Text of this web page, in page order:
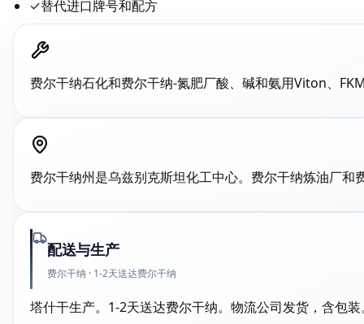
✓替代进口牌号和配方
费尔干纳石化和费尔干纳-氮肥厂酸、碱和氨用Viton、
费尔干纳州是乌兹别克斯坦化工中心。费尔干纳炼油厂
配送与生产
费尔干纳 · 1-2天送达费尔干纳
塔什干生产。1-2天送达费尔干纳。物流公司发货，含包装